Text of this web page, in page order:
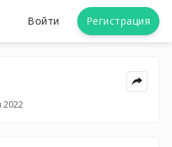
Войти Регистрация
2022